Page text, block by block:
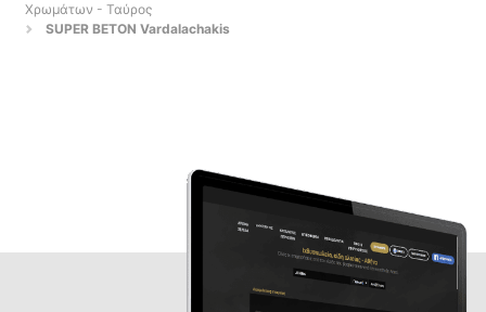
Χρωμάτων - Ταύρος
SUPER BETON Vardalachakis